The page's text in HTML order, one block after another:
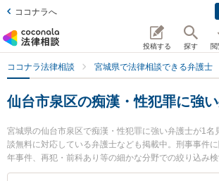
ココナラへ
投稿する 探す
ココナラ法律相談 宮城県で法律相談できる弁護士
仙台市泉区の痴漢・性犯罪に強
宮城県の仙台市泉区で痴漢・性犯罪に強い弁護士が1名
談無料に対応している弁護士なども掲載中。刑事事件
年事件、再犯・前科あり等の細かな分野での絞り込み
にあやめ法律事務所の林屋 陽一郎弁護士のプロフィー